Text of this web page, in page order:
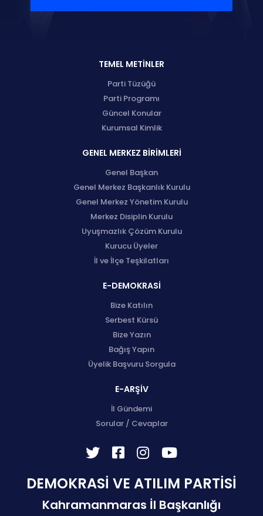
TEMEL METİNLER
Parti Tüzüğü
Parti Programı
Güncel Konular
Kurumsal Kimlik
GENEL MERKEZ BİRİMLERİ
Genel Başkan
Genel Merkez Başkanlık Kurulu
Genel Merkez Yönetim Kurulu
Merkez Disiplin Kurulu
Uyuşmazlık Çözüm Kurulu
Kurucu Üyeler
İl ve İlçe Teşkilatları
E-DEMOKRASİ
Bize Katılın
Serbest Kürsü
Bize Yazın
Bağış Yapın
Üyelik Başvuru Sorgula
E-ARŞİV
İl Gündemi
Sorular / Cevaplar
DEMOKRASİ VE ATILIM PARTİSİ
Kahramanmaras İl Başkanlığı